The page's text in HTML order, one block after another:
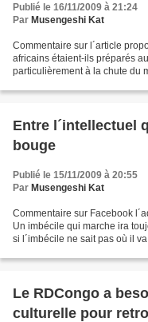
Publié le 16/11/2009 à 21:24
Par Musengeshi Kat
Commentaire sur l´article
africains étaient-ils préparés
particulièrement à la chute du
Entre l´intellectuel
bouge
Publié le 15/11/2009 à 20:55
Par Musengeshi Kat
Commentaire sur Facebook
Un imbécile qui marche ira
si l´imbécile ne sait pas où il
Le RDCongo a
culturelle pour